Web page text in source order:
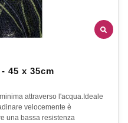
45 x 35cm
attraverso l'acqua.Ideale
velocemente è
una bassa resistenza